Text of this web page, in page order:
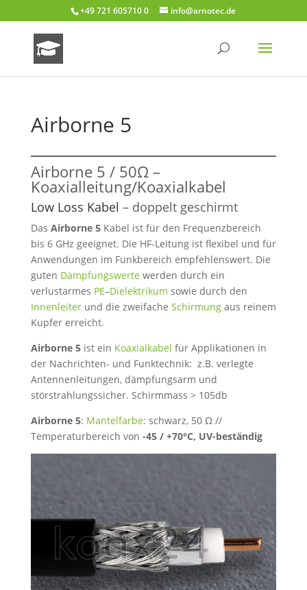
+49 721 605710 0 info@arnotec.de
Airborne 5
Airborne 5 / 50Ω –
Koaxialleitung/Koaxialkabel
Low Loss Kabel – doppelt geschirmt
Das Airborne 5Kabel ist für den Frequenzbereich
bis 6 GHz geeignet. Die HF-Leitung ist flexibel und für
Anwendungen im Funkbereich empfehlenswert. Die
guten Dämpfungswerte werden durch ein
verlustarmes PE–Dielektrikum sowie durch den
Innenleiterund die zweifache Schirmungaus reinem
Kupfer erreicht.
Airborne 5ist ein Koaxialkabel für Applikationen in
der Nachrichten- und Funktechnik: z.B. verlegte
Antennenleitungen, dämpfungsarm und
störstrahlungssicher. Schirmmass > 105db
Airborne 5: Mantelfarbe: schwarz, 50 Ω //
Temperaturbereich von -45 / +70°C, UV-beständig